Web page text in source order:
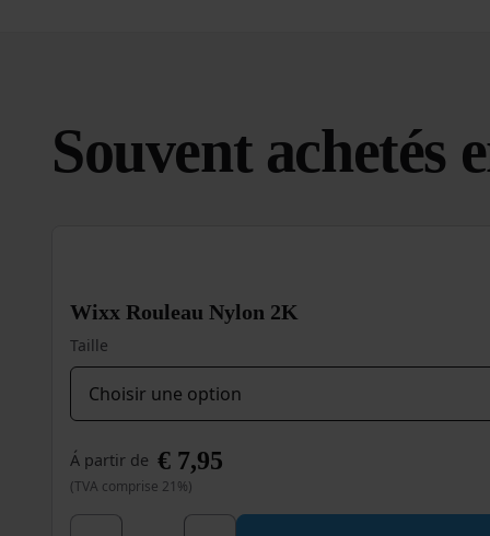
Souvent achetés
Wixx Rouleau Nylon 2K
Taille
Á partir de € 7,95
(TVA comprise 21%)
quantité de Wixx Rouleau Nylon 2K
Ce